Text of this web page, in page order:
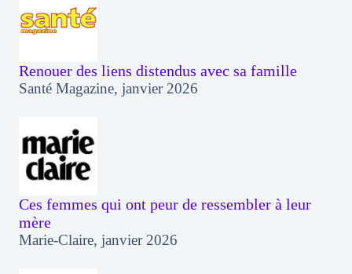
Renouer des liens distendus avec sa famille
Santé Magazine, janvier 2026
Ces femmes qui ont peur de ressembler à leur
mère
Marie-Claire, janvier 2026